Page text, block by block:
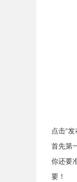
点击“
首先第
你还要
要！